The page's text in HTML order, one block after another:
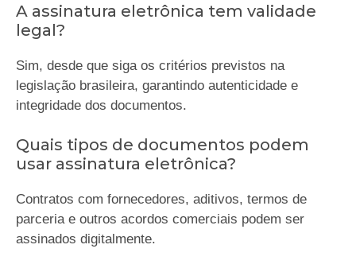
A assinatura eletrônica tem validade
legal?
Sim, desde que siga os critérios previstos na
legislação brasileira, garantindo autenticidade e
integridade dos documentos.
Quais tipos de documentos podem
usar assinatura eletrônica?
Contratos com fornecedores, aditivos, termos de
parceria e outros acordos comerciais podem ser
assinados digitalmente.